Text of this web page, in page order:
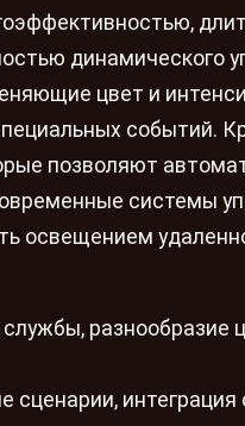
динамического
цвет и
событий.
позволяют
системы
освещением
разнообразие
сценарии, интеграция